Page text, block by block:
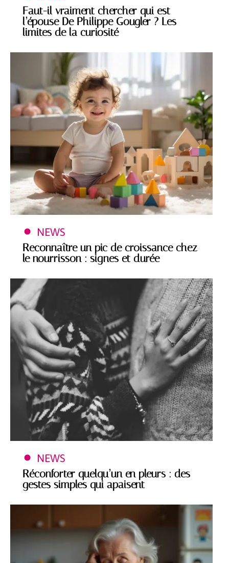
Faut-il vraiment chercher qui est
l’épouse De Philippe Gougler ? Les
limites de la curiosité
NEWS
Reconnaître un pic de croissance chez
le nourrisson : signes et durée
NEWS
Réconforter quelqu’un en pleurs : des
gestes simples qui apaisent